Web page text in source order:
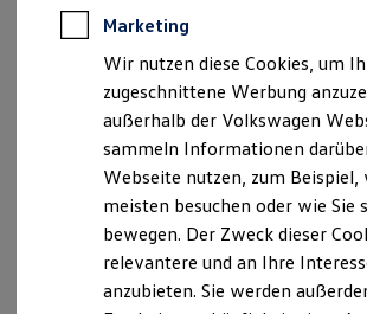
Elektroautos
ID. Tutorials
Elektrofahrzeugkonzepte
Reichweite
Reichweite der ID. Modelle
Reichweite im Winter
Laden
Laden unterwegs
Laden Zuhause
Ladestationen finden
Ladezeitensimulator
Batterie
m.schulze@autohaus-schulze.de
Montag
Sonntag
Ansprechpartner
Marketing
Wir nutzen diese Cookies, um
zugeschnittene Werbung
außerhalb der Volkswagen
sammeln Informationen
Webseite nutzen, zum Beispiel,
meisten besuchen oder wie Sie
bewegen. Der Zweck dieser
relevantere und an Ihre
anzubieten. Sie werden